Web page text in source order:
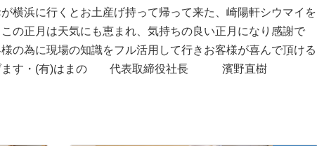
横浜に行くとお土産げ持って帰って来た、崎陽軒シウマイを
の正月は天気にも恵まれ、気持ちの良い正月になり感謝で
の為に現場の知識をフル活用して行きお客様が喜んで頂ける
げます・(有)はまの 代表取締役社長 濱野直樹